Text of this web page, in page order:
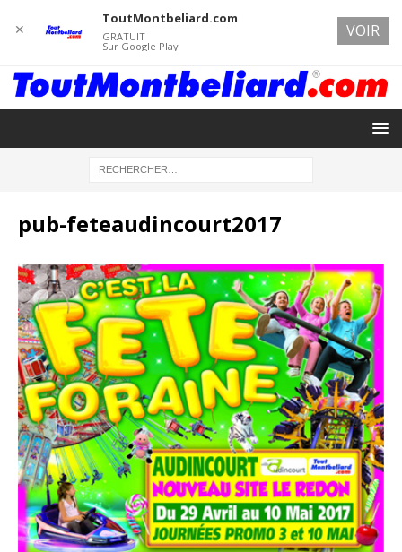
pub-feteaudincourt2017
✕
ToutMontbeliard.com
GRATUIT
Sur Google Play
VOIR